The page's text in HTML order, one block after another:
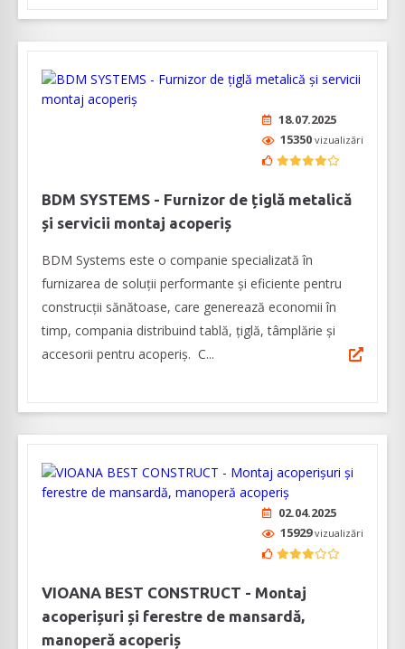
18.07.2025
15350 vizualizări
BDM SYSTEMS - Furnizor de țiglă metalică
și servicii montaj acoperiș
BDM Systems este o companie specializată în
furnizarea de soluții performante și eficiente pentru
construcții sănătoase, care generează economii în
timp, compania distribuind tablă, țiglă, tâmplărie și
accesorii pentru acoperiș. C...
02.04.2025
15929vizualizări
VIOANA BEST CONSTRUCT - Montaj
acoperișuri și ferestre de mansardă,
manoperă acoperiș